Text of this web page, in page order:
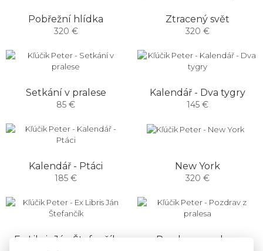
Pobřežní hlídka
320 €
Ztracený svět
320 €
Setkání v pralese
85 €
Kalendář - Dva tygry
145 €
Kalendář - Ptáci
185 €
New York
320 €
Ex Libris Ján Štefančík Pozdrav z pralesa